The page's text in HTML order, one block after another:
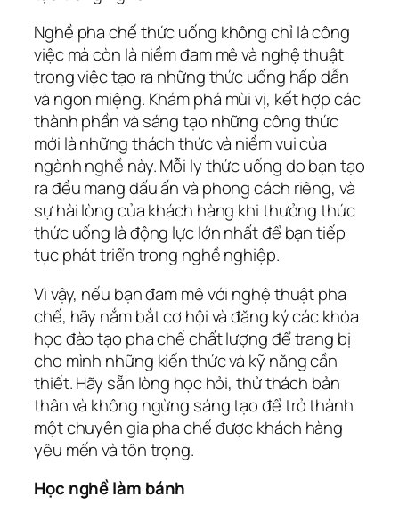
Nghề pha chế thức uống không chỉ là công
việc mà còn là niềm đam mê và nghệ thuật
trong việc tạo ra những thức uống hấp dẫn
và ngon miệng. Khám phá mùi vị, kết hợp các
thành phần và sáng tạo những công thức
mới là những thách thức và niềm vui của
ngành nghề này. Mỗi ly thức uống do bạn tạo
ra đều mang dấu ấn và phong cách riêng, và
sự hài lòng của khách hàng khi thưởng thức
thức uống là động lực lớn nhất để bạn tiếp
tục phát triển trong nghề nghiệp.
Vì vậy, nếu bạn đam mê với nghệ thuật pha
chế, hãy nắm bắt cơ hội và đăng ký các khóa
học đào tạo pha chế chất lượng để trang bị
cho mình những kiến thức và kỹ năng cần
thiết. Hãy sẵn lòng học hỏi, thử thách bản
thân và không ngừng sáng tạo để trở thành
một chuyên gia pha chế được khách hàng
yêu mến và tôn trọng.
Học nghề làm bánh